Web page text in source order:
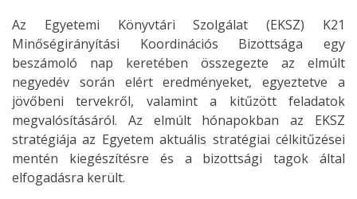
Az Egyetemi Könyvtári Szolgálat (EKSZ) K21
Minőségirányítási Koordinációs Bizottsága egy
beszámoló nap keretében összegezte az elmúlt
negyedév során elért eredményeket, egyeztetve a
jövőbeni tervekről, valamint a kitűzött feladatok
megvalósításáról. Az elmúlt hónapokban az EKSZ
stratégiája az Egyetem aktuális stratégiai célkitűzései
mentén kiegészítésre és a bizottsági tagok által
elfogadásra került.